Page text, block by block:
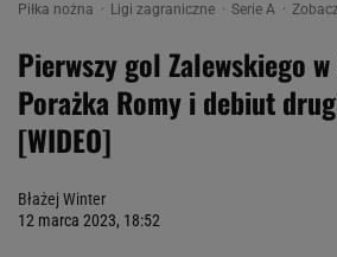
Piłka nożna Ligi zagraniczne Serie A
Pierwszy gol Zalewskiego
Porażka Romy i debiut
[WIDEO]
Błażej Winter
12 marca 2023, 18:52